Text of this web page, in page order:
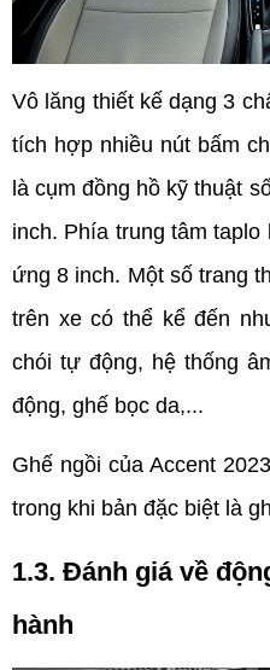
Vô lăng thiết kế dạng 3
tích hợp nhiều nút bấm
là cụm đồng hồ kỹ thuật
inch. Phía trung tâm
ứng 8 inch. Một số trang
trên xe có thể kể đến
chói tự động, hệ thống
động, ghế bọc da,...
Ghế ngồi của Accent
trong khi bản đặc biệt là
1.3. Đánh giá về
hành